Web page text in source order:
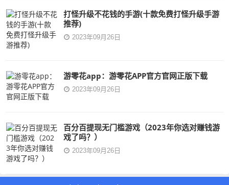
打怪升级不花钱的手游(十款免费打怪升级手游
推荐)
2023年09月26日
游零花app：游零花APP官方官网正版下载
2023年09月26日
百分百提现无门槛游戏（2023年你选对赚钱游
戏了吗？）
2023年09月26日